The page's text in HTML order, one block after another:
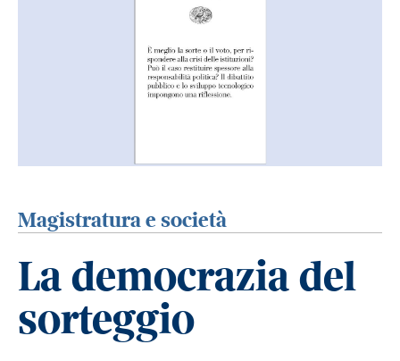
Magistratura e società
La democrazia del
sorteggio